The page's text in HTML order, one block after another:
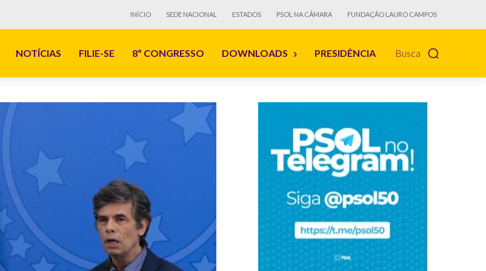
INÍCIO SEDE NACIONAL ESTADOS PSOL NA CÂMARA FUNDAÇÃO LAURO CAMPOS
Busca
NOTÍCIAS FILIE-SE 8º CONGRESSO DOWNLOADS PRESIDÊNCIA